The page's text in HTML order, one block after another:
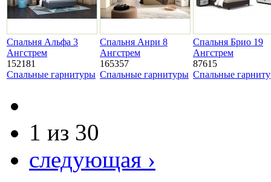
Спальня Альфа 3
Ангстрем
152181
Спальные гарнитуры
Спальня Анри 8
Ангстрем
165357
Спальные гарнитуры
Спальня Брио 19
Ангстрем
87615
Спальные
1 из 30
следующая ›